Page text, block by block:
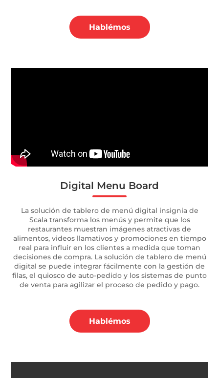
Hablémos
Digital Menu Board
La solución de tablero de menú digital insignia de
Scala transforma los menús y permite que los
restaurantes muestran imágenes atractivas de
alimentos, videos llamativos y promociones en tiempo
real para influir en los clientes a medida que toman
decisiones de compra. La solución de tablero de menú
digital se puede integrar fácilmente con la gestión de
filas, el quiosco de auto-pedido y los sistemas de punto
de venta para agilizar el proceso de pedido y pago.
Hablémos